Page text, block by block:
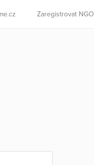
Zaregistrovat NGO